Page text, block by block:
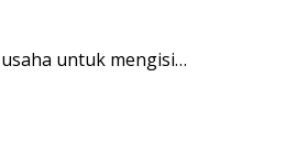
usaha untuk mengisi…